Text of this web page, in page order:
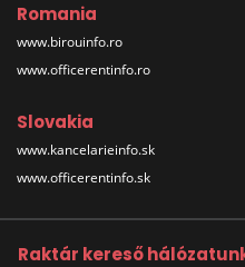
Romania
www.birouinfo.ro
www.officerentinfo.ro
Slovakia
www.kancelarieinfo.sk
www.officerentinfo.sk
Raktár kereső